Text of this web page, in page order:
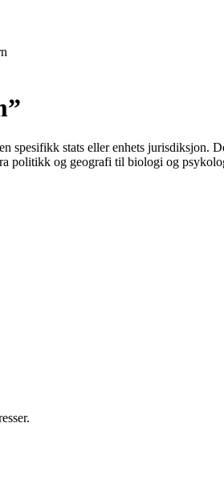
spesifikk stats eller enhets jurisdiksjon.
politikk og geografi til biologi og